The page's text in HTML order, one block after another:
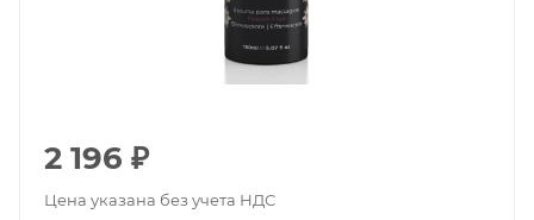
2 196 ₽
Цена указана без учета НДС